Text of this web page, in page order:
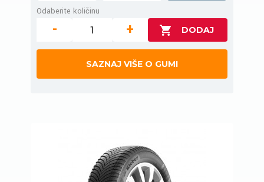
Odaberite količinu
- +
SAZNAJ VIŠE O GUMI